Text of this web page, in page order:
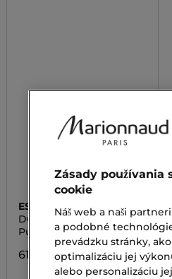
ESTÉE LAUDER
DOUBLE WEAR SHEER
LOOSE POWDER
Púder
61,00 €
Zásady používania
cookie
Náš web a naši
a podobné
prevádzku stránky,
optimalizáciu jej
alebo personalizáciu